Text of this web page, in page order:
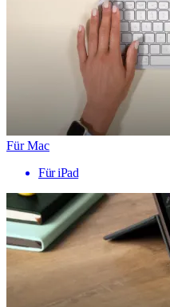
Für Mac
Für iPad